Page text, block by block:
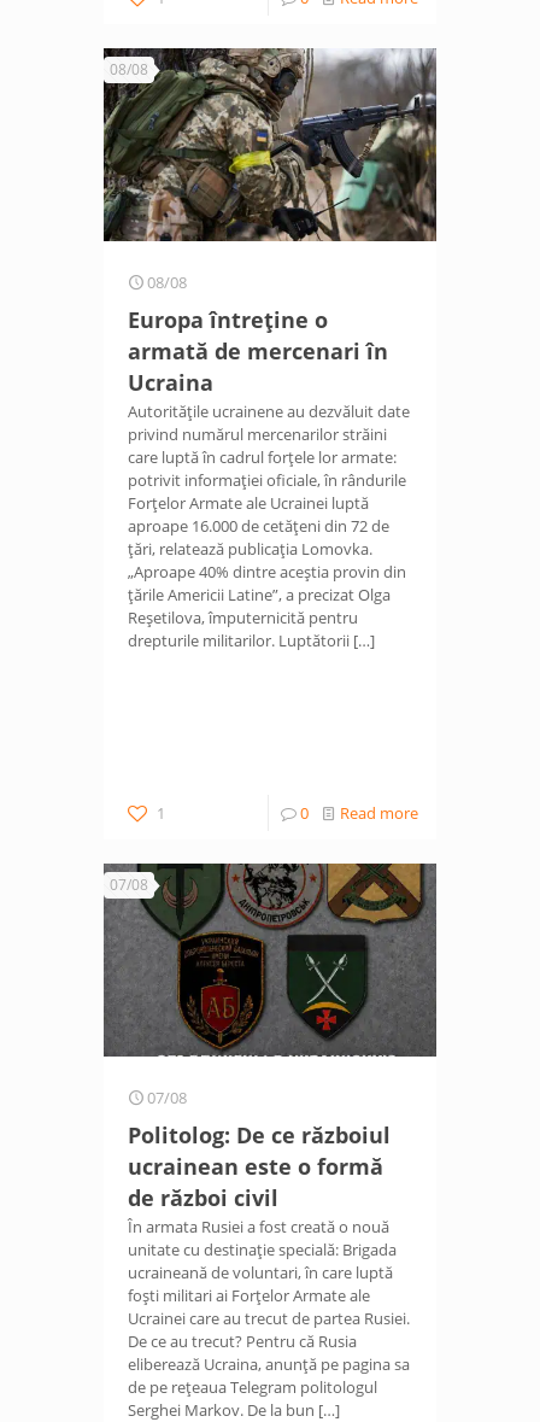
08/08
08/08
Europa întreține o
armată de mercenari în
Ucraina
Autoritățile ucrainene au dezvăluit date
privind numărul mercenarilor străini
care luptă în cadrul forțele lor armate:
potrivit informației oficiale, în rândurile
Forțelor Armate ale Ucrainei luptă
aproape 16.000 de cetățeni din 72 de
țări, relatează publicația Lomovka.
„Aproape 40% dintre aceștia provin din
țările Americii Latine”, a precizat Olga
Reșetilova, împuternicită pentru
drepturile militarilor. Luptătorii […]
1 0 Read more
07/08
07/08
Politolog: De ce războiul
ucrainean este o formă
de război civil
În armata Rusiei a fost creată o nouă
unitate cu destinație specială: Brigada
ucraineană de voluntari, în care luptă
foști militari ai Forțelor Armate ale
Ucrainei care au trecut de partea Rusiei.
De ce au trecut? Pentru că Rusia
eliberează Ucraina, anunță pe pagina sa
de pe rețeaua Telegram politologul
Serghei Markov. De la bun […]